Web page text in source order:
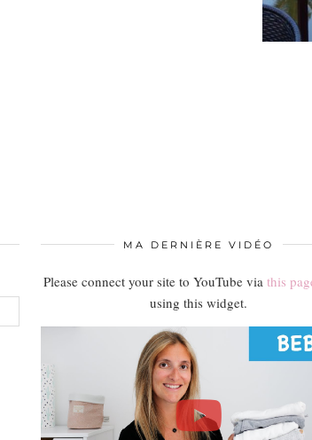
MA DERNIÈRE VIDÉO
Please connect your site to YouTube via this
using this widget.